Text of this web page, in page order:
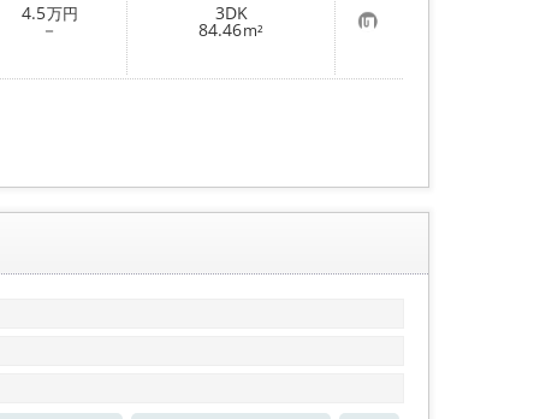
4.5万円
－
3DK
84.46m² お
気
に
入